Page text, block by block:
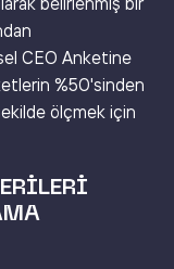
belirlenmiş bir
CEO Anketine
%50'sinden
ölçmek için